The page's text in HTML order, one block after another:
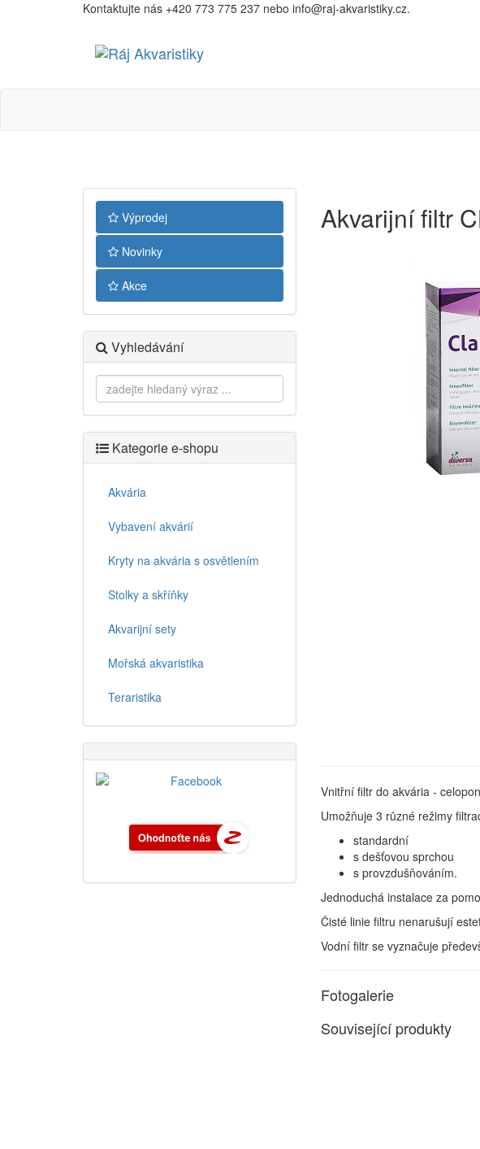
Kontaktujte nás +420 773 775 237 nebo info@raj-akvaristiky.cz.
Akvaristiky
Výprodej
Novinky
Akce
Vyhledávání
Kategorie e-shopu
Akvária
Vybavení akvárií
Kryty na akvária s osvětlením
Stolky a skříňky
Akvarijní sety
Mořská akvaristika
Teraristika
Akvarijní filtr
Vnitřní filtr do akvária -
Umožňuje 3 různé režimy
standardní
s dešťovou sprchou
s provzdušňováním.
Jednoduchá instalace za
Čisté linie filtru nenarušují
Vodní filtr se vyznačuje
Fotogalerie
Související produkty